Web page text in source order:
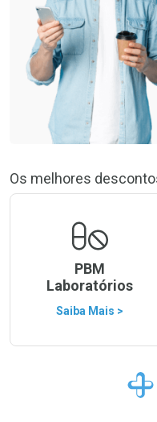
Os melhores
PBM
Laboratórios
Saiba Mais >
Ir